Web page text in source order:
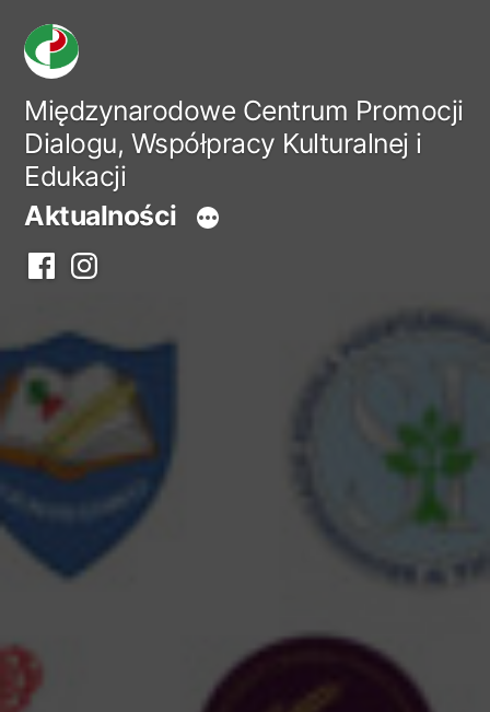
Przejdź
treściMiędzynarodowe Centrum Promocji
Dialogu, Współpracy Kulturalnej i
Edukacji
Aktualności
FacebookInstagram